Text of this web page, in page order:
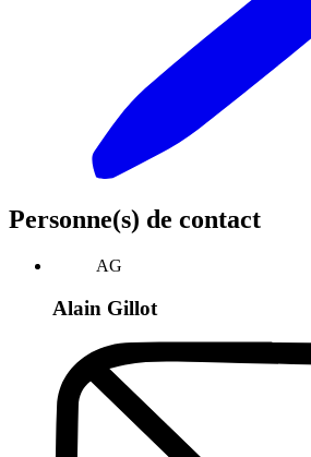
Personne(s) de contact
AG
Alain Gillot